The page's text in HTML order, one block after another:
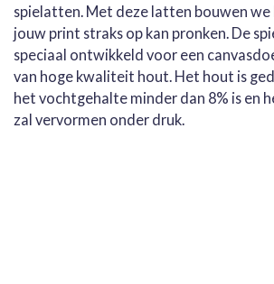
spielatten. Met deze latten bouwen
jouw print straks op kan pronken. De
speciaal ontwikkeld voor een
van hoge kwaliteit hout. Het hout is
het vochtgehalte minder dan 8% is en
zal vervormen onder druk.